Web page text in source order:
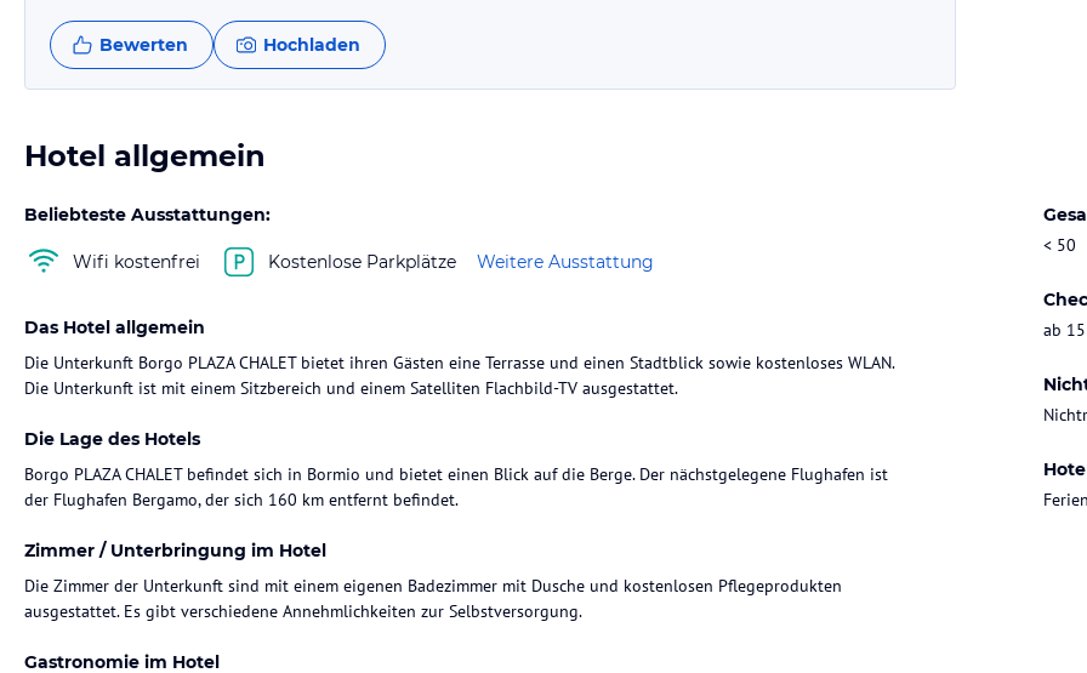
Bewerten Hochladen
Hotel allgemein
Beliebteste Ausstattungen:
Wifi kostenfrei Kostenlose Parkplätze Weitere Ausstattung
< 50
ab
Das Hotel allgemein
Die Unterkunft Borgo PLAZA CHALET bietet ihren Gästen eine Terrasse und einen Stadtblick sowie kostenloses WLAN.
Die Unterkunft ist mit einem Sitzbereich und einem Satelliten Flachbild-TV ausgestattet.
Die Lage des Hotels
Borgo PLAZA CHALET befindet sich in Bormio und bietet einen Blick auf die Berge. Der nächstgelegene Flughafen ist
der Flughafen Bergamo, der sich 160 km entfernt befindet.
Zimmer / Unterbringung im Hotel
Die Zimmer der Unterkunft sind mit einem eigenen Badezimmer mit Dusche und kostenlosen Pflegeprodukten
ausgestattet. Es gibt verschiedene Annehmlichkeiten zur Selbstversorgung.
Gastronomie im Hotel